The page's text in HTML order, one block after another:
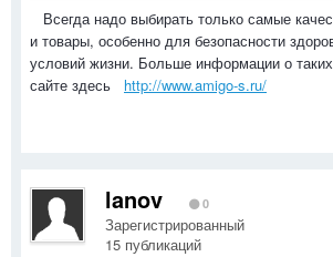
Всегда надо выбирать только самые
и товары, особенно для безопасности
условий жизни. Больше информации о
сайте здесь http://www.amigo-s.ru/
lanov 0
Зарегистрированный
15 публикаций